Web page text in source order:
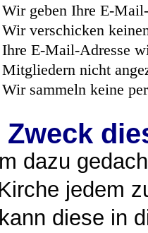
Wir geben Ihre E-
Wir verschicken
Ihre E-Mail-Adresse
Mitgliedern nicht
Wir sammeln keine
dazu
jedem
diese in